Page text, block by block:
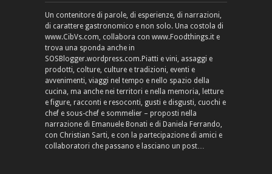
Un contenitore di parole, di esperienze, di narrazioni,
di carattere gastronomico e non solo. Una costola di
www.CibVs.com, collabora con www.Foodthings.it e
trova una sponda anche in
SOSBlogger.wordpress.com.Piatti e vini, assaggi e
prodotti, colture, culture e tradizioni, eventi e
avvenimenti, viaggi nel tempo e nello spazio della
cucina, ma anche nei territori e nella memoria, letture
e figure, racconti e resoconti, gusti e disgusti, cuochi e
chef e sous-chef e sommelier – proposti nella
narrazione di Emanuele Bonati e di Daniela Ferrando,
con Christian Sarti, e con la partecipazione di amici e
collaboratori che passano e lasciano un post…